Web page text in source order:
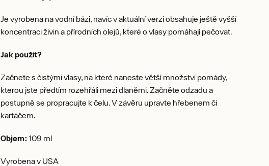
Je vyrobena na vodní bázi, navíc v aktuální verzi obsahuje ještě vyšší
koncentraci živin a přírodních olejů, které o vlasy pomáhají pečovat.
Jak použít?
Začnete s čistými vlasy, na které naneste větší množství pomády,
kterou jste předtím rozehřáli mezi dlaněmi. Začněte odzadu a
postupně se propracujte k čelu. V závěru upravte hřebenem či
kartáčem.
Objem: 109 ml
Vyrobena v USA